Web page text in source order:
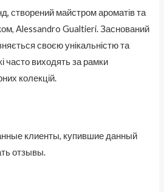
створений майстром ароматів та
Alessandro Gualtieri. Заснований
своєю унікальністю та
часто виходять за рамки
колекцій.
клиенты, купившие данный
отзывы.